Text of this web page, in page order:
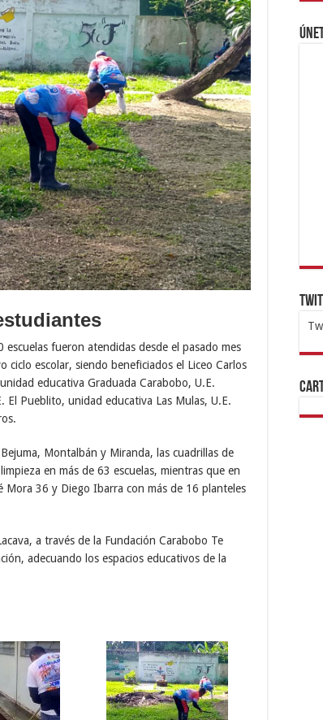
fueron atendidas desde el pasado mes
ciclo escolar, siendo beneficiados el Liceo Carlos
educativa Graduada Carabobo, U.E.
El Pueblito, unidad educativa Las Mulas, U.E.
Montalbán y Miranda, las cuadrillas de
en más de 63 escuelas, mientras que en
Mora 36 y Diego Ibarra con más de 16 planteles
a través de la Fundación Carabobo Te
adecuando los espacios educativos de la